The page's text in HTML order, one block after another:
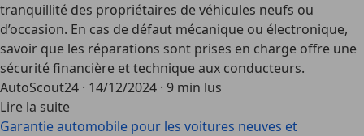
tranquillité des propriétaires de véhicules neufs ou
d’occasion. En cas de défaut mécanique ou électronique,
savoir que les réparations sont prises en charge offre une
sécurité financière et technique aux conducteurs.
AutoScout24 · 14/12/2024 · 9 min lus
Lire la suite
Garantie automobile pour les voitures neuves et